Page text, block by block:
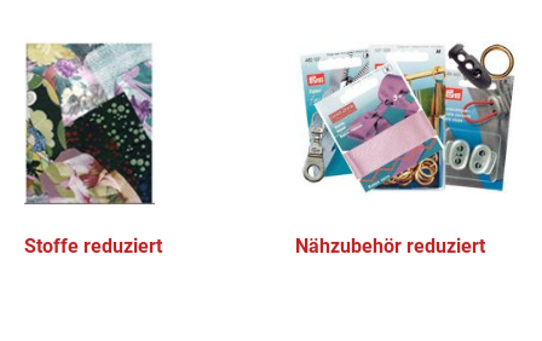
Stoffe reduziert Nähzubehör reduziert